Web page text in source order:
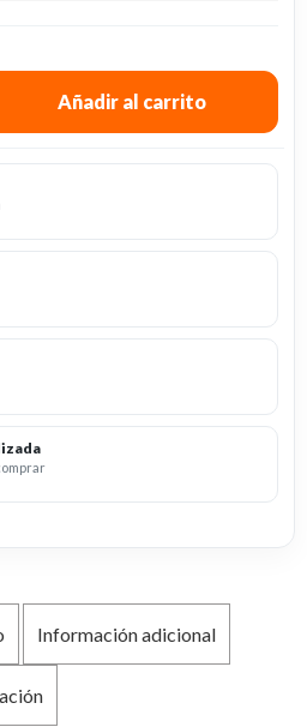
Información adicional